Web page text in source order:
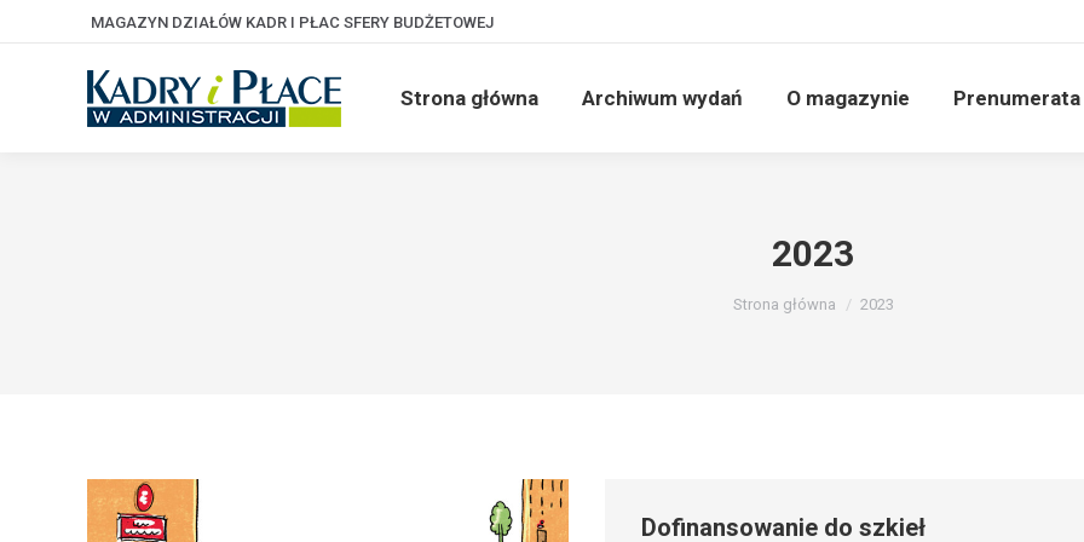
MAGAZYN DZIAŁÓW KADR I PŁAC SFERY BUDŻETOWEJ
Strona główna Archiwum wydań O magazynie Prenumerata
2023
Jesteś tutaj:
Strona główna 2023
Dofinansowanie do szkieł